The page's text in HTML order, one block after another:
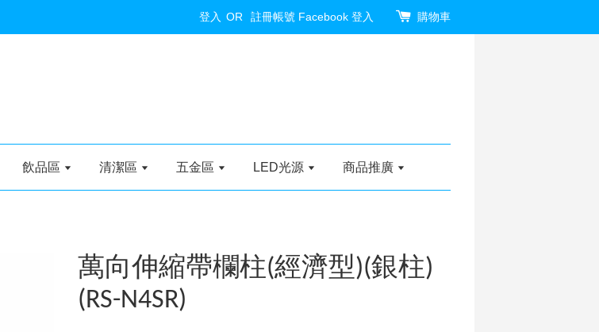
登入 OR 註冊帳號 Facebook 登入 購物車
飲品區 清潔區 五金區 LED光源 商品推廣
萬向伸縮帶欄柱(經濟型)(銀柱)
(RS-N4SR)